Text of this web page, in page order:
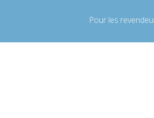
Pour les
Lundi-Vendredi 9h-17h Lundi-